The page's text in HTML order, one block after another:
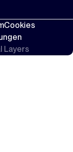
Cookies
Layers